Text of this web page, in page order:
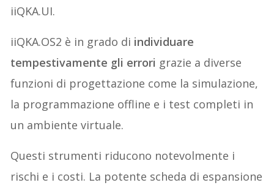
iiQKA.UI.
iiQKA.OS2 è in grado di individuare
tempestivamente gli errori grazie a diverse
funzioni di progettazione come la simulazione,
la programmazione offline e i test completi in
un ambiente virtuale.
Questi strumenti riducono notevolmente i
rischi e i costi. La potente scheda di espansione